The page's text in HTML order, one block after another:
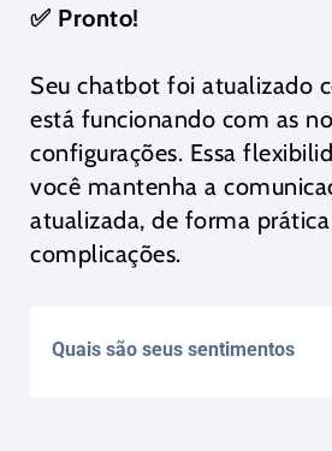
✅ Pronto!
Seu chatbot foi atualizado
está funcionando com as
configurações. Essa
você mantenha a
atualizada, de forma
complicações.
Quais são seus sentimentos